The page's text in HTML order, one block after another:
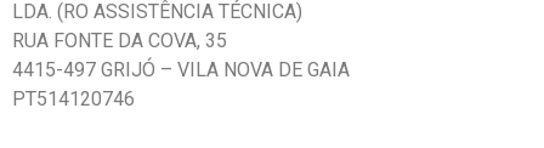
LDA. (RO ASSISTÊNCIA TÉCNICA)
RUA FONTE DA COVA, 35
4415-497 GRIJÓ – VILA NOVA DE GAIA
PT514120746